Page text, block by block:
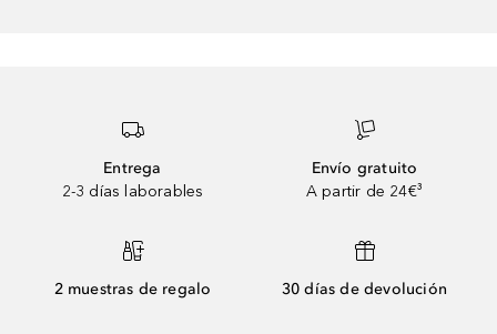
Entrega
2-3 días laborables
Envío gratuito
A partir de 24€³
2 muestras de regalo 30 días de devolución